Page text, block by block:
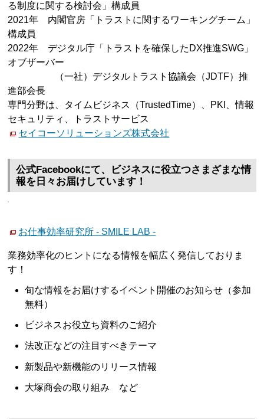
る制度に関する検討会」構成員
2021年 内閣官房「トラストに関するワーキングチーム」
構成員
2022年 デジタル庁「トラストを確保したDX推進SWG」
オブザーバー
（一社）デジタルトラスト協議会（JDTF）推
進部会長
専門分野は、タイムビジネス（TrustedTime）、PKI、情報
セキュリティ、トラストサービス
セイコーソリューションズ株式会社
公式Facebookにて、ビジネスに役立つさまざまな情
報を日々お届けしています！
お仕事効率研究所 - SMILE LAB -
業務効率化のヒントになる情報を幅広く発信しておりま
す！
旬な情報をお届けするイベント開催のお知らせ（参加
無料）
ビジネスお役立ち資料のご紹介
法改正などの注目すべきテーマ
新製品や新機能のリリース情報
大塚商会の取り組み など